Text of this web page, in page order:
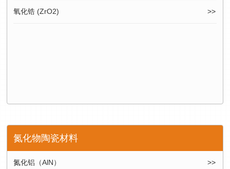
氧化锆 (ZrO2)
氮化物陶瓷材料
氮化铝（AlN）